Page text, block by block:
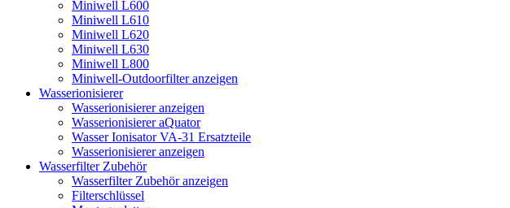
Miniwell L600
Miniwell L610
Miniwell L620
Miniwell L630
Miniwell L800
Miniwell-Outdoorfilter anzeigen
Wasserionisierer
Wasserionisierer anzeigen
Wasserionisierer aQuator
Wasser Ionisator VA-31 Ersatzteile
Wasserionisierer anzeigen
Wasserfilter Zubehör
Wasserfilter Zubehör anzeigen
Filterschlüssel